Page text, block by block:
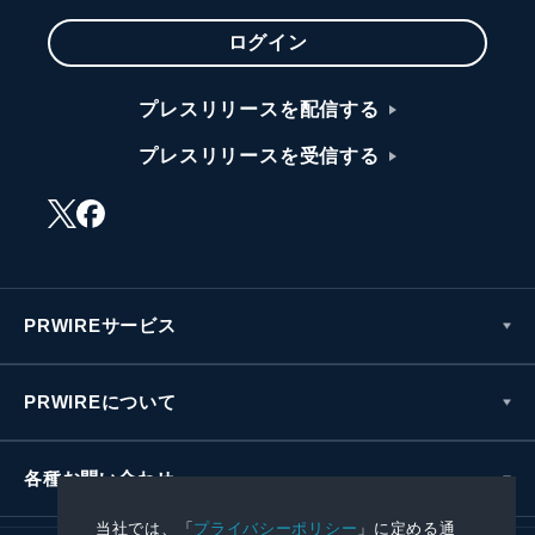
当社では、「プライバシーポリシー 」に定める通
ログイン
プレスリリースを配信する
プレスリリースを受信する
PRWIREサービス
PRWIREについて
各種お問い合わせ